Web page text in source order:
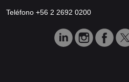
Teléfono +56 2 2692 0200